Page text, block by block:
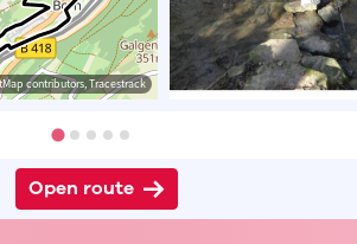
contributors, Tracestrack
Open route